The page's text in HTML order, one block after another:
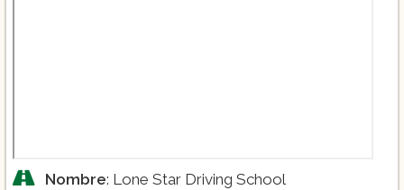
Nombre: Lone Star Driving School